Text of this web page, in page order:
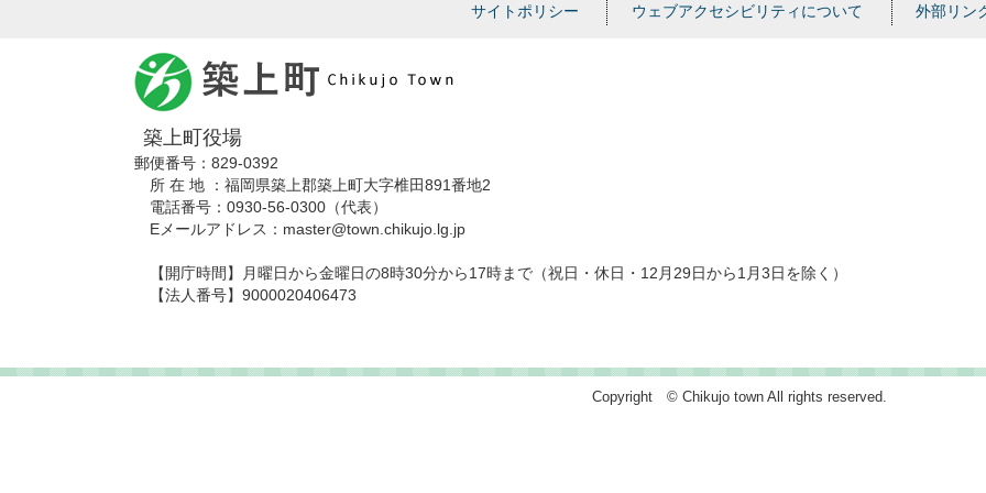
サイトポリシー ウェブアクセシビリティについて 外部リン
築上町役場
郵便番号：829-0392
所 在 地 ：福岡県築上郡築上町大字椎田891番地2
電話番号：0930-56-0300（代表）
Eメールアドレス：master@town.chikujo.lg.jp
【開庁時間】月曜日から金曜日の8時30分から17時まで（祝日・休日・12月29日から1月3日を除く）
【法人番号】9000020406473
Copyright © Chikujo town All rights reserved.